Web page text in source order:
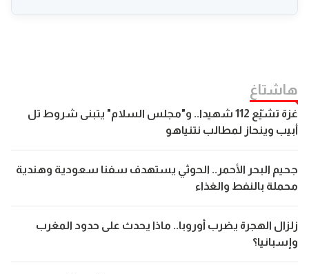
هاشتاغ
غزة تشيّع 112 شهيدا.. و"مجلس السلام" يتبنى شروط تل
أبيب وينحاز لمطالب نتنياهو
جحيم البحر الأحمر.. الحوثي يستهدف سفنا سعودية وهندية
محملة بالنفط والغذاء
زلزال الهجرة يضرب أوروبا.. ماذا يحدث على حدود المغرب
وإسبانيا؟